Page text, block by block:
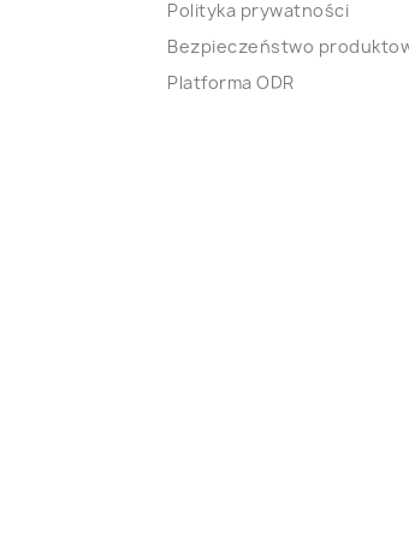
Polityka prywatności
Bezpieczeństwo
Platforma ODR